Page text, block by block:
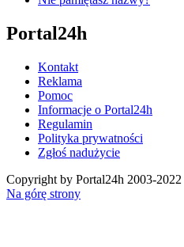
Portal24h
Kontakt
Reklama
Pomoc
Informacje o Portal24h
Regulamin
Polityka prywatności
Zgłoś nadużycie
Copyright by Portal24h 2003-2022
Na górę strony